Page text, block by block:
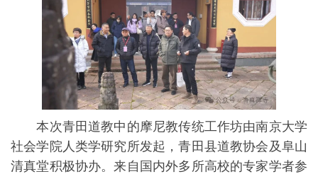
本次青田道教中的摩尼教传统工作坊由南京大学
社会学院人类学研究所发起，青田县道教协会及阜山
清真堂积极协办。来自国内外多所高校的专家学者参